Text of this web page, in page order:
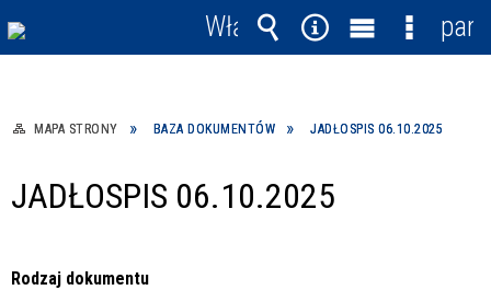
MAPA STRONY BAZA DOKUMENTÓW JADŁOSPIS 06.10.2025
JADŁOSPIS 06.10.2025
Rodzaj dokumentu
Włącz
powiadomienia
Wyszukiwarka
Narzędzia
MenuMenu